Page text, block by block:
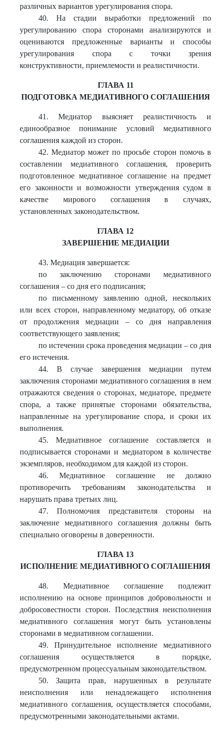
различных вариантов урегулирования спора.
40. На стадии выработки предложений по
урегулированию спора сторонами анализируются и
оцениваются предложенные варианты и способы
урегулирования спора с точки зрения
конструктивности, приемлемости и реалистичности.
ГЛАВА 11
ПОДГОТОВКА МЕДИАТИВНОГО СОГЛАШЕНИЯ
41. Медиатор выясняет реалистичность и
единообразное понимание условий медиативного
соглашения каждой из сторон.
42. Медиатор может по просьбе сторон помочь в
составлении медиативного соглашения, проверить
подготовленное медиативное соглашение на предмет
его законности и возможности утверждения судом в
качестве мирового соглашения в случаях,
установленных законодательством.
ГЛАВА 12
ЗАВЕРШЕНИЕ МЕДИАЦИИ
43. Медиация завершается:
по заключению сторонами медиативного
соглашения – со дня его подписания;
по письменному заявлению одной, нескольких
или всех сторон, направленному медиатору, об отказе
от продолжения медиации – со дня направления
соответствующего заявления;
по истечении срока проведения медиации – со дня
его истечения.
44. В случае завершения медиации путем
заключения сторонами медиативного соглашения в нем
отражаются сведения о сторонах, медиаторе, предмете
спора, а также принятые сторонами обязательства,
направленные на урегулирование спора, и сроки их
выполнения.
45. Медиативное соглашение составляется и
подписывается сторонами и медиатором в количестве
экземпляров, необходимом для каждой из сторон.
46. Медиативное соглашение не должно
противоречить требованиям законодательства и
нарушать права третьих лиц.
47. Полномочия представителя стороны на
заключение медиативного соглашения должны быть
специально оговорены в доверенности.
ГЛАВА 13
ИСПОЛНЕНИЕ МЕДИАТИВНОГО СОГЛАШЕНИЯ
48. Медиативное соглашение подлежит
исполнению на основе принципов добровольности и
добросовестности сторон. Последствия неисполнения
медиативного соглашения могут быть установлены
сторонами в медиативном соглашении.
49. Принудительное исполнение медиативного
соглашения осуществляется в порядке,
предусмотренном процессуальным законодательством.
50. Защита прав, нарушенных в результате
неисполнения или ненадлежащего исполнения
медиативного соглашения, осуществляется способами,
предусмотренными законодательными актами.